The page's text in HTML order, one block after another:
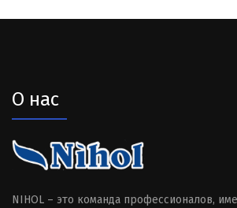
О нас
NIHOL – это команда профессионалов,